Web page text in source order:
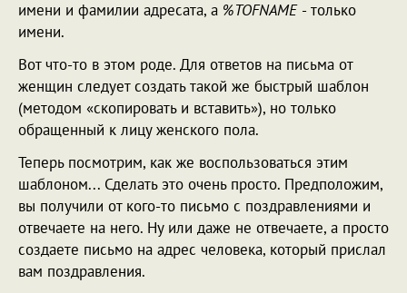
имени и фамилии адресата, а %TOFNAME - только
имени.
Вот что-то в этом роде. Для ответов на письма от
женщин следует создать такой же быстрый шаблон
(методом «скопировать и вставить»), но только
обращенный к лицу женского пола.
Теперь посмотрим, как же воспользоваться этим
шаблоном... Сделать это очень просто. Предположим,
вы получили от кого-то письмо с поздравлениями и
отвечаете на него. Ну или даже не отвечаете, а просто
создаете письмо на адрес человека, который прислал
вам поздравления.